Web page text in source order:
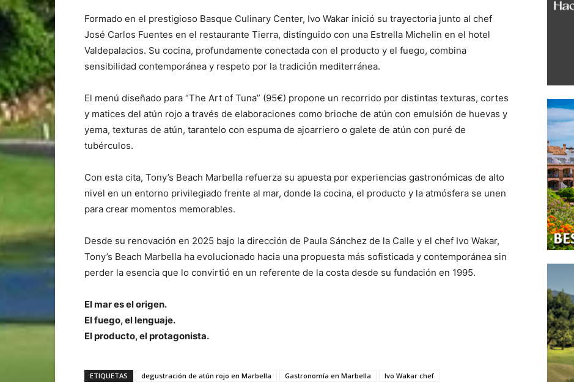
Formado en el prestigioso Basque Culinary Center, Ivo Wakar inició su trayectoria junto al chef
José Carlos Fuentes en el restaurante Tierra, distinguido con una Estrella Michelin en el hotel
Valdepalacios. Su cocina, profundamente conectada con el producto y el fuego, combina
sensibilidad contemporánea y respeto por la tradición mediterránea.
El menú diseñado para “The Art of Tuna” (95€) propone un recorrido por distintas texturas, cortes
y matices del atún rojo a través de elaboraciones como brioche de atún con emulsión de huevas y
yema, texturas de atún, tarantelo con espuma de ajoarriero o galete de atún con puré de
tubérculos.
Con esta cita, Tony’s Beach Marbella refuerza su apuesta por experiencias gastronómicas de alto
nivel en un entorno privilegiado frente al mar, donde la cocina, el producto y la atmósfera se unen
para crear momentos memorables.
Desde su renovación en 2025 bajo la dirección de Paula Sánchez de la Calle y el chef Ivo Wakar,
Tony’s Beach Marbella ha evolucionado hacia una propuesta más sofisticada y contemporánea sin
perder la esencia que lo convirtió en un referente de la costa desde su fundación en 1995.
El mar es el origen.
El fuego, el lenguaje.
El producto, el protagonista.
ETIQUETAS degustración de atún rojo en Marbella Gastronomía en Marbella
Ivo Wakar chef